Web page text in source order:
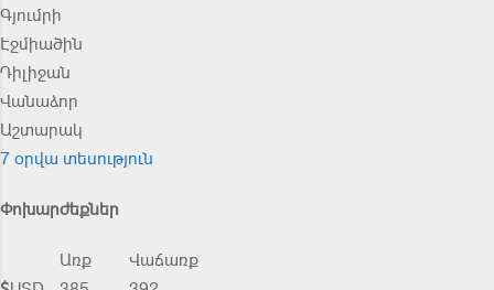
Գյումրի
Էջմիածին
Դիլիջան
Վանաձոր
Աշտարակ
7 օրվա տեսություն
Փոխարժեքներ
Առք
Վաճառք